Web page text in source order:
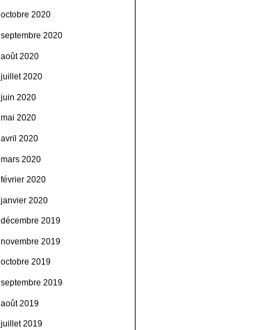
octobre 2020
septembre 2020
août 2020
juillet 2020
juin 2020
mai 2020
avril 2020
mars 2020
février 2020
janvier 2020
décembre 2019
novembre 2019
octobre 2019
septembre 2019
août 2019
juillet 2019